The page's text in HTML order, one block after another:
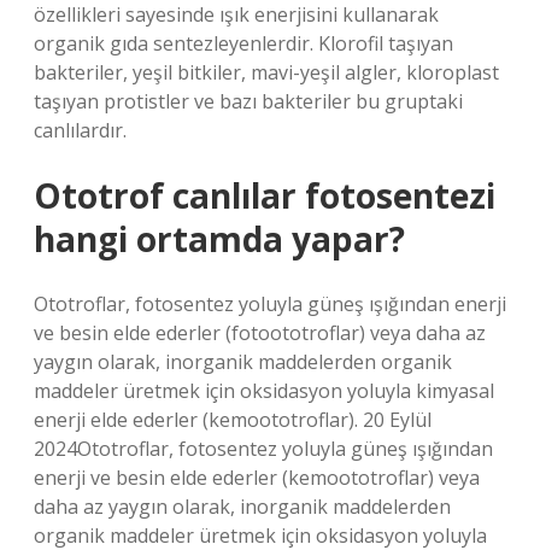
özellikleri sayesinde ışık enerjisini kullanarak
organik gıda sentezleyenlerdir. Klorofil taşıyan
bakteriler, yeşil bitkiler, mavi-yeşil algler, kloroplast
taşıyan protistler ve bazı bakteriler bu gruptaki
canlılardır.
Ototrof canlılar fotosentezi
hangi ortamda yapar?
Ototroflar, fotosentez yoluyla güneş ışığından enerji
ve besin elde ederler (fotoototroflar) veya daha az
yaygın olarak, inorganik maddelerden organik
maddeler üretmek için oksidasyon yoluyla kimyasal
enerji elde ederler (kemoototroflar). 20 Eylül
2024Ototroflar, fotosentez yoluyla güneş ışığından
enerji ve besin elde ederler (kemoototroflar) veya
daha az yaygın olarak, inorganik maddelerden
organik maddeler üretmek için oksidasyon yoluyla